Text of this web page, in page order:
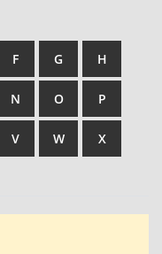
F G H
N O P
V W X